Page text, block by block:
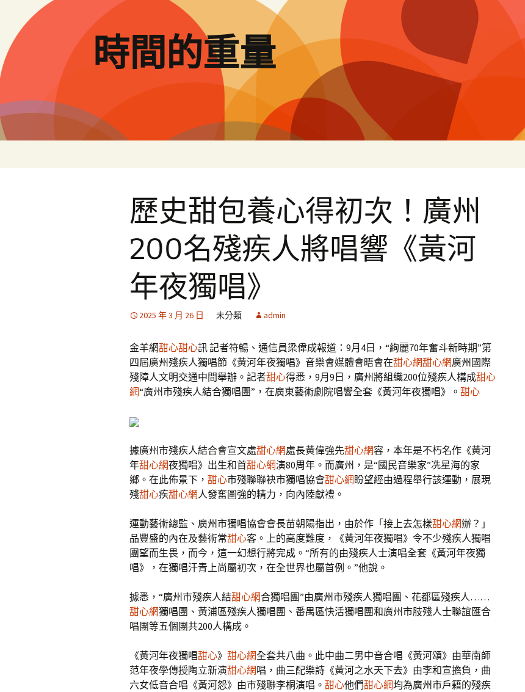
要
內
容
時間的重量
歷史甜包養心得初次！廣州
200名殘疾人將唱響《黃河
年夜獨唱》
2025 年 3 月 26 日 未分類 admin
金羊網甜心甜心訊 記者符暢、通信員梁偉成報道：9月4日，“絢麗70年奮斗新時期”第
四屆廣州殘疾人獨唱節《黃河年夜獨唱》音樂會媒體會晤會在甜心網甜心網廣州國際
殘障人文明交通中間舉辦。記者甜心得悉，9月9日，廣州將組織200位殘疾人構成甜心
網“廣州市殘疾人結合獨唱團”，在廣東藝術劇院唱響全套《黃河年夜獨唱》。 甜心
據廣州市殘疾人結合會宣文處甜心網處長黃偉強先甜心網容，本年是不朽名作《黃河
年甜心網夜獨唱》出生和首甜心網演80周年。而廣州，是“國民音樂家”冼星海的家
鄉。在此佈景下， 甜心市殘聯聯袂市獨唱協會甜心網 盼望經由過程舉行該運動，展現
殘甜心疾甜心網人發奮圖強的精力，向內陸獻禮。
運動藝術總監、廣州市獨唱協會會長苗朝陽指出，由於作「接上去怎樣甜心網辦？」
品豐盛的內在及藝術常甜心客。上的高度難度，《黃河年夜獨唱》令不少殘疾人獨唱
團望而生畏，而今，這一幻想行將完成。“所有的由殘疾人士演唱全套《黃河年夜獨
唱》，在獨唱汗青上尚屬初次，在全世界也屬首例。”他說。
據悉，“廣州市殘疾人結甜心網合獨唱團”由廣州市殘疾人獨唱團、花都區殘疾人……
甜心網獨唱團、黃浦區殘疾人獨唱團、番禺區快活獨唱團和廣州市肢殘人士聯誼匯合
唱團等五個團共200人構成。
《黃河年夜獨唱甜心》 甜心網全套共八曲。此中曲二男中音合唱《黃河頌》由華南師
范年夜學傳授陶立新演甜心網唱，曲三配樂詩《黃河之水天下去》由李和宣擔負，曲
六女低音合唱《黃河怨》由市殘聯李桐演唱。 甜心他們甜心網均為廣州市戶籍的殘疾